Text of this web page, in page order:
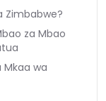
Zimbabwe?
za Mbao
Mkaa wa